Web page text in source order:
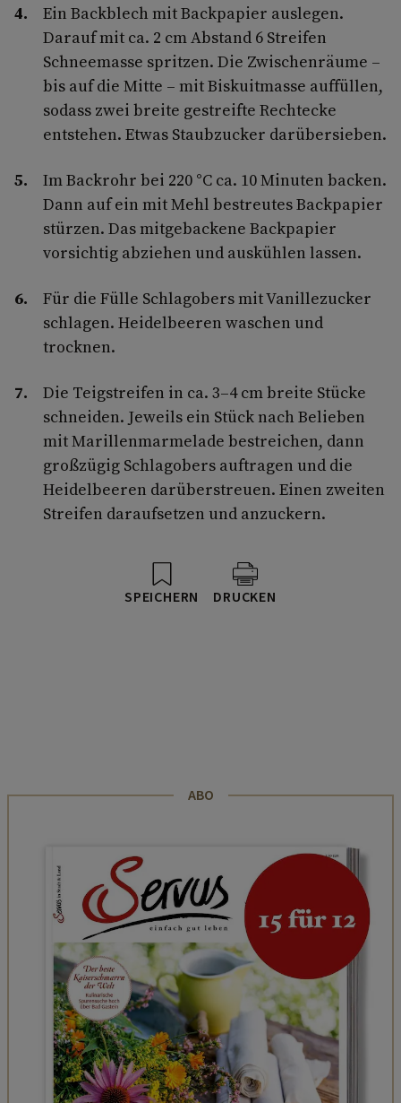
Ein Backblech mit Backpapier auslegen.
Darauf mit ca. 2 cm Abstand 6 Streifen
Schneemasse spritzen. Die Zwischenräume –
bis auf die Mitte – mit Biskuitmasse auffüllen,
sodass zwei breite gestreifte Rechtecke
entstehen. Etwas Staubzucker darübersieben.
Im Backrohr bei 220 °C ca. 10 Minuten backen.
Dann auf ein mit Mehl bestreutes Backpapier
stürzen. Das mitgebackene Backpapier
vorsichtig abziehen und auskühlen lassen.
Für die Fülle Schlagobers mit Vanillezucker
schlagen. Heidelbeeren waschen und
trocknen.
Die Teigstreifen in ca. 3–4 cm breite Stücke
schneiden. Jeweils ein Stück nach Belieben
mit Marillenmarmelade bestreichen, dann
großzügig Schlagobers auftragen und die
Heidelbeeren darüberstreuen. Einen zweiten
Streifen daraufsetzen und anzuckern.
SPEICHERN DRUCKEN
ABO